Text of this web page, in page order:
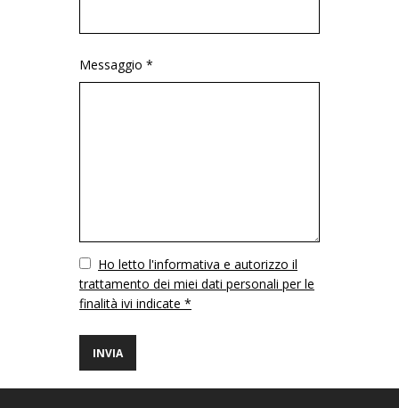
Messaggio *
VuotoHo letto l'informativa e autorizzo il
trattamento dei miei dati personali per le
finalità ivi indicate *